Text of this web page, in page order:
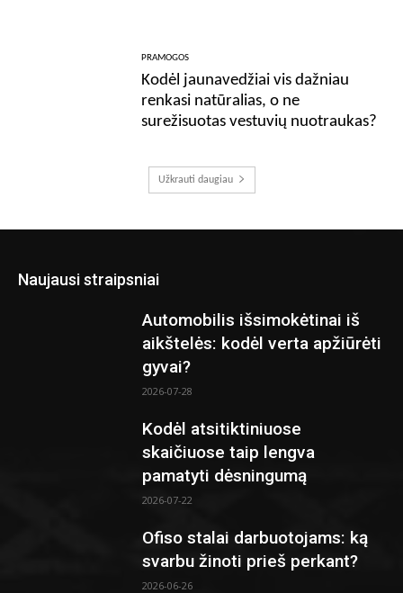
PRAMOGOS
Kodėl jaunavedžiai vis dažniau
renkasi natūralias, o ne
surežisuotas vestuvių nuotraukas?
Užkrauti daugiau
Naujausi straipsniai
Automobilis išsimokėtinai iš
aikštelės: kodėl verta apžiūrėti
gyvai?
2026-07-28
Kodėl atsitiktiniuose
skaičiuose taip lengva
pamatyti dėsningumą
2026-07-22
Ofiso stalai darbuotojams: ką
svarbu žinoti prieš perkant?
2026-06-26